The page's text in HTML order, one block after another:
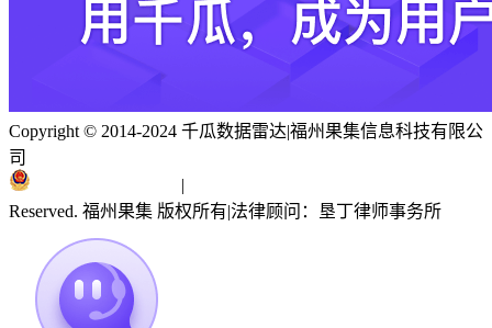
Copyright © 2014-2024 千瓜数据雷达|福州果集信息科技有限公
司
|
Reserved. 福州果集 版权所有|法律顾问：垦丁律师事务所